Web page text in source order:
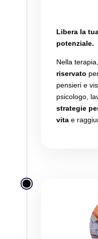
Libera la
potenziale.
Nella terapia,
riservato
pensieri e
psicologo,
strategie
vitae